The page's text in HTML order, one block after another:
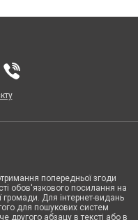
попередньої згоди
обов'язкового посилання на
громади. Для інтернет-видань
для пошукових систем
другого абзацу в тексті або в